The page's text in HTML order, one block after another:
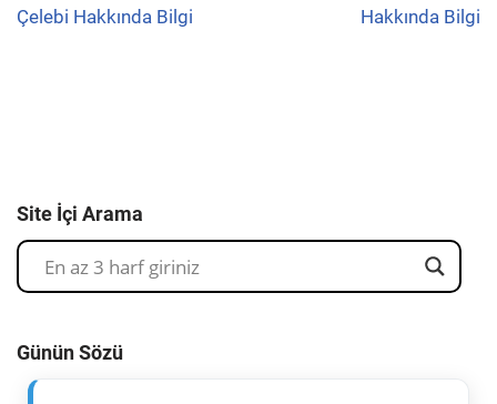
Çelebi Hakkında Bilgi
Hakkında Bilgi
Site İçi Arama
Günün Sözü